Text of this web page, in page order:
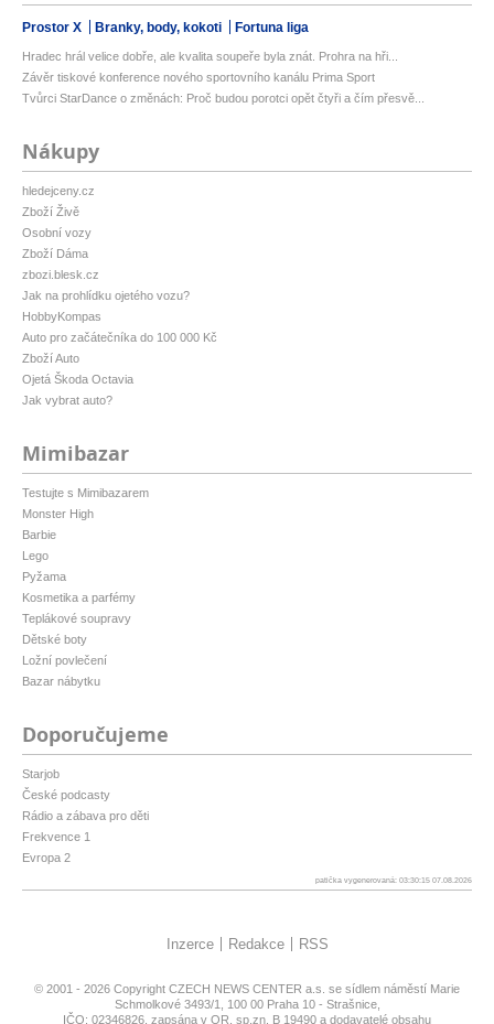
Prostor X Branky, body, kokoti Fortuna liga
Hradec hrál velice dobře, ale kvalita soupeře byla znát. Prohra na hři...
Závěr tiskové konference nového sportovního kanálu Prima Sport
Tvůrci StarDance o změnách: Proč budou porotci opět čtyři a čím přesvě...
Nákupy
hledejceny.cz
Zboží Živě
Osobní vozy
Zboží Dáma
zbozi.blesk.cz
Jak na prohlídku ojetého vozu?
HobbyKompas
Auto pro začátečníka do 100 000 Kč
Zboží Auto
Ojetá Škoda Octavia
Jak vybrat auto?
Mimibazar
Testujte s Mimibazarem
Monster High
Barbie
Lego
Pyžama
Kosmetika a parfémy
Teplákové soupravy
Dětské boty
Ložní povlečení
Bazar nábytku
Doporučujeme
Starjob
České podcasty
Rádio a zábava pro děti
Frekvence 1
Evropa 2
patička vygenerovaná: 03:30:15 07.08.2026
Inzerce Redakce RSS
© 2001 - 2026 Copyright CZECH NEWS CENTER a.s. se sídlem náměstí Marie
Schmolkové 3493/1, 100 00 Praha 10 - Strašnice,
IČO: 02346826, zapsána v OR, sp.zn. B 19490 a dodavatelé obsahu